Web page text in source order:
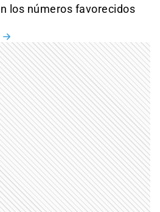
los números favorecidos